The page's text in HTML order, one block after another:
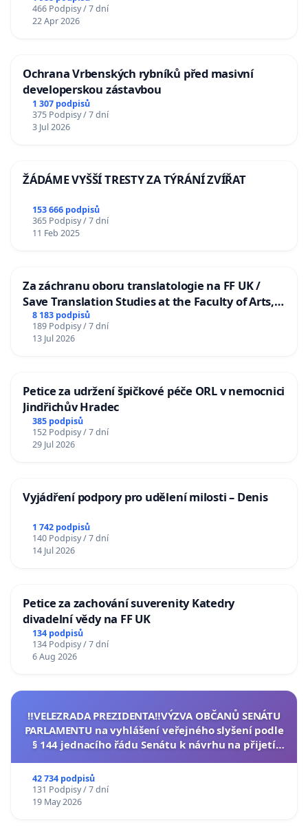
466 Podpisy / 7 dní
22 Apr 2026
Ochrana Vrbenských rybníků před masivní
developerskou zástavbou
1 307 podpisů
375 Podpisy / 7 dní
3 Jul 2026
ŽÁDÁME VYŠŠÍ TRESTY ZA TÝRÁNÍ ZVÍŘAT
153 666 podpisů
365 Podpisy / 7 dní
11 Feb 2025
Za záchranu oboru translatologie na FF UK /
Save Translation Studies at the Faculty of Arts,
Charles University
8 183 podpisů
189 Podpisy / 7 dní
13 Jul 2026
Petice za udržení špičkové péče ORL v nemocnici
Jindřichův Hradec
385 podpisů
152 Podpisy / 7 dní
29 Jul 2026
Vyjádření podpory pro udělení milosti – Denis
1 742 podpisů
140 Podpisy / 7 dní
14 Jul 2026
Petice za zachování suverenity Katedry
divadelní vědy na FF UK
134 podpisů
134 Podpisy / 7 dní
6 Aug 2026
‼️VELEZRADA PREZIDENTA‼️VÝZVA OBČANŮ SENÁTU
PARLAMENTU na vyhlášení veřejného slyšení podle
§ 144 jednacího řádu Senátu k návrhu na přijetí
42 734 podpisů
131 Podpisy / 7 dní
19 May 2026